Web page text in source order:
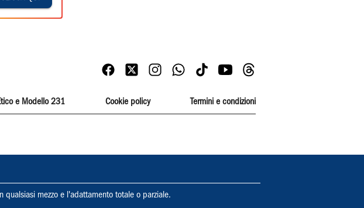
e Modello 231 Cookie policy Termini e condizioni
qualsiasi mezzo e l'adattamento totale o parziale.